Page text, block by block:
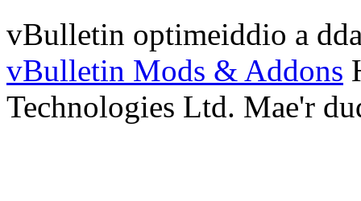
vBulletin optimeiddio a
vBulletin Mods & Addons
Technologies Ltd. Mae'r